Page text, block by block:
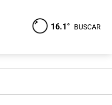
16.1° BUSCAR